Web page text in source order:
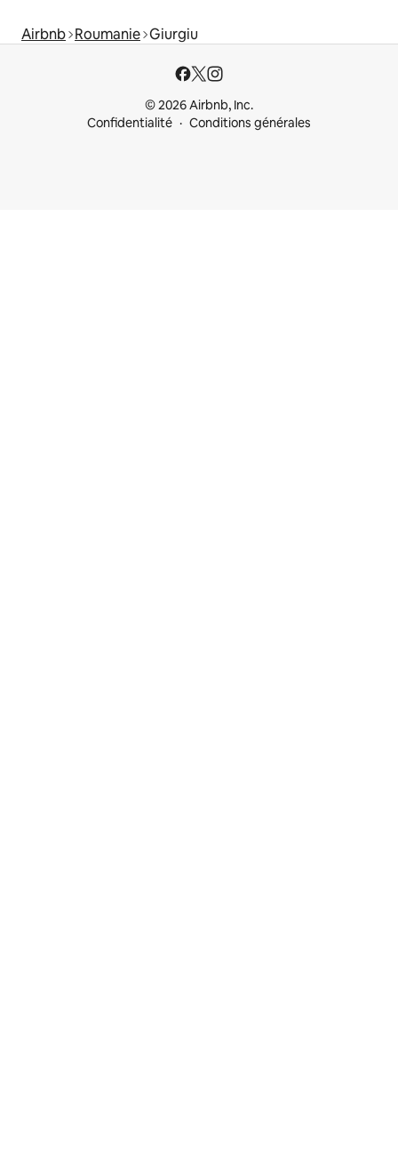
Airbnb Roumanie Giurgiu
© 2026 Airbnb, Inc.
Confidentialité
Conditions générales